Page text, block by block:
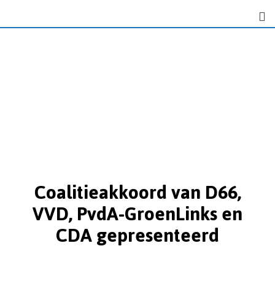
Coalitieakkoord van D66,
VVD, PvdA-GroenLinks en
CDA gepresenteerd